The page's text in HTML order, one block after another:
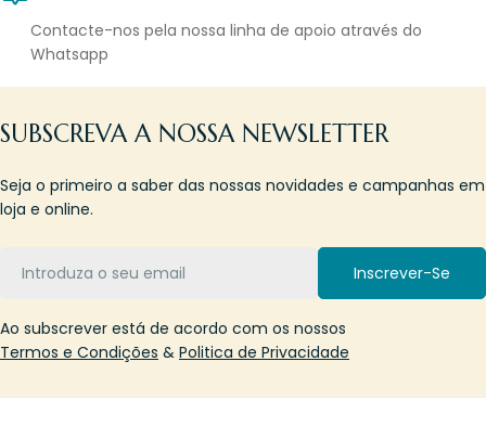
Contacte-nos pela nossa linha de apoio através do
Whatsapp
SUBSCREVA A NOSSA NEWSLETTER
Seja o primeiro a saber das nossas novidades e campanhas em
loja e online.
Inscrever-Se
Ao subscrever está de acordo com os nossos
Termos e Condições & Politica de Privacidade